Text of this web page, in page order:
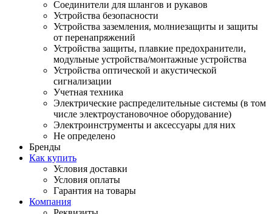
Соединители для шлангов и рукавов
Устройства безопасности
Устройства заземления, молниезащиты и защиты
от перенапряжений
Устройства защиты, плавкие предохранители,
модульные устройства/монтажные устройства
Устройства оптической и акустической
сигнализации
Учетная техника
Электрические распределительные системы (в том
числе электроустановочное оборудование)
Электроинструменты и аксессуары для них
Не определено
Бренды
Как купить
Условия доставки
Условия оплаты
Гарантия на товары
Компания